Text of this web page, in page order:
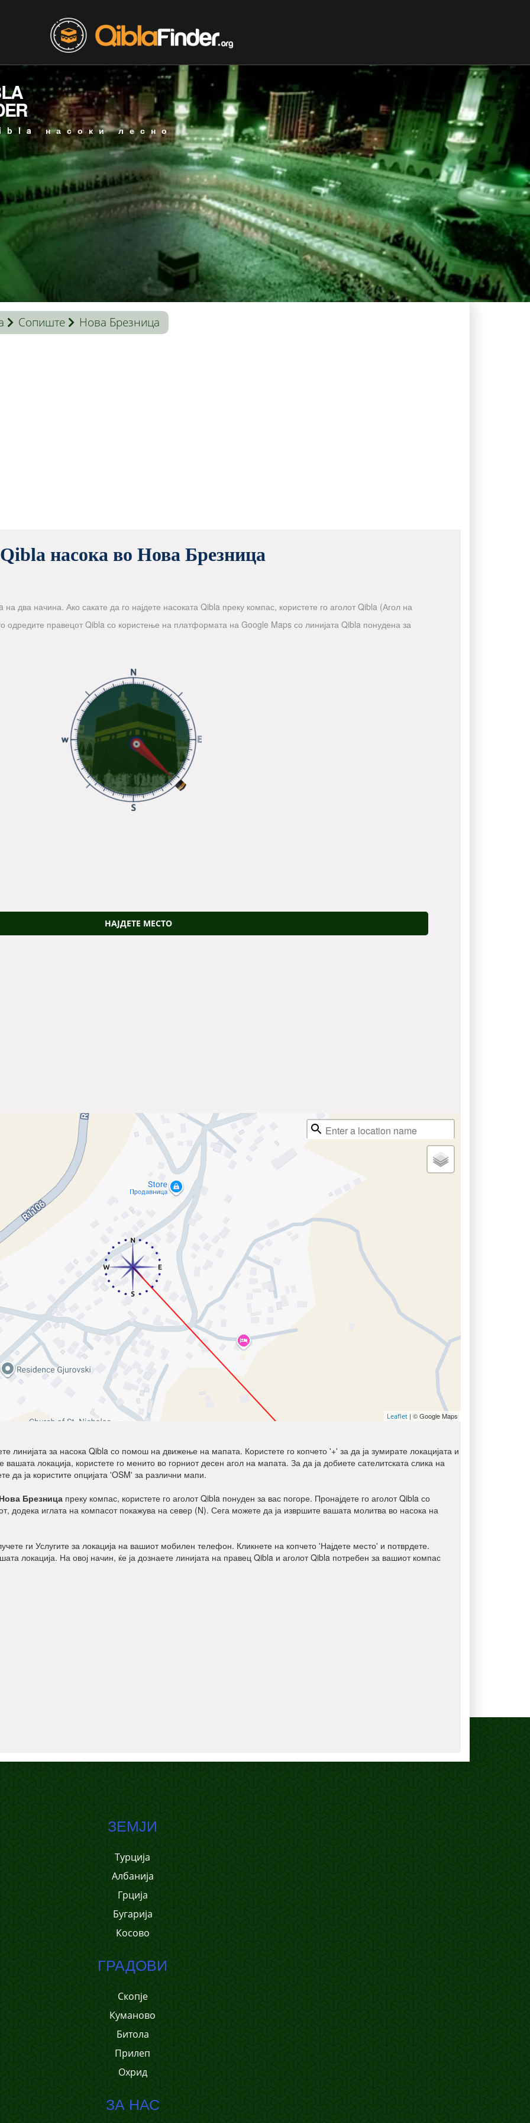
насоки лесно
Сопиште Нова Брезница
Qibla насока во Нова Брезница
два начина. Ако сакате да го најдете насоката Qibla преку компас, користете го аголот Qibla (Агол на
правецот Qibla со користење на платформата на Google Maps со линијата Qibla понудена за
НАЈДЕТЕ МЕСТО
Leaflet | © Google Maps
линијата за насока Qibla со помош на движење на мапата. Користете го копчето '+' за да ја зумирате локацијата и
вашата локација, користете го менито во горниот десен агол на мапата. За да ја добиете сателитската слика на
да ја користите опцијата 'OSM' за различни мапи.
Брезница преку компас, користете го аголот Qibla понуден за вас погоре. Пронајдете го аголот Qibla со
додека иглата на компасот покажува на север (N). Сега можете да ја извршите вашата молитва во насока на
ги Услугите за локација на вашиот мобилен телефон. Кликнете на копчето 'Најдете место' и потврдете.
локација. На овој начин, ќе ја дознаете линијата на правец Qibla и аголот Qibla потребен за вашиот компас
ЗЕМЈИ
Турција
Албанија
Грција
Бугарија
Косово
ГРАДОВИ
Скопје
Куманово
Битола
Прилеп
Охрид
ЗА НАС